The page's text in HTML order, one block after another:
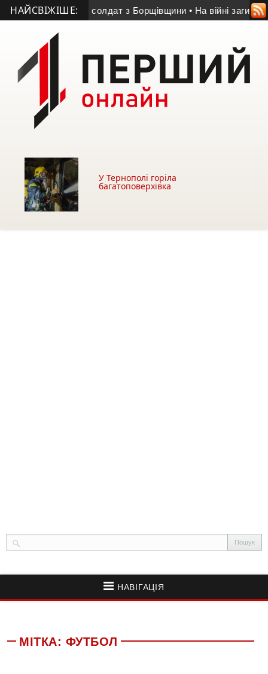
НАЙСВІЖІШЕ:
загинув 22-річний солдат з Борщівщини • На війні загинув
У Тернополі горіла
багатоповерхівка
НАВІГАЦІЯ
МІТКА: ФУТБОЛ